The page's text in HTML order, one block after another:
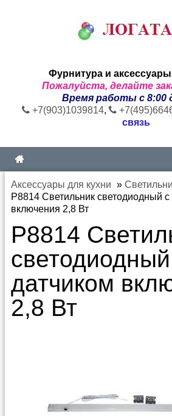
Фурнитура и
Пожалуйста, делайте
Время работы с 8:00
+7(903)1039814,
связь
Аксессуары для кухни »
P8814 Светильник светодиодный с
включения 2,8 Вт
P8814
датчиком
2,8 Вт